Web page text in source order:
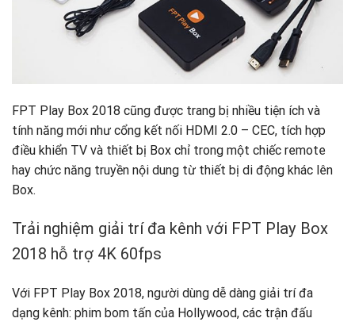
FPT Play Box 2018 cũng được trang bị nhiều tiện ích và
tính năng mới như cổng kết nối HDMI 2.0 – CEC, tích hợp
điều khiển TV và thiết bị Box chỉ trong một chiếc remote
hay chức năng truyền nội dung từ thiết bị di động khác lên
Box.
Trải nghiệm giải trí đa kênh với FPT Play Box
2018 hỗ trợ 4K 60fps
Với FPT Play Box 2018, người dùng dễ dàng giải trí đa
dạng kênh: phim bom tấn của Hollywood, các trận đấu